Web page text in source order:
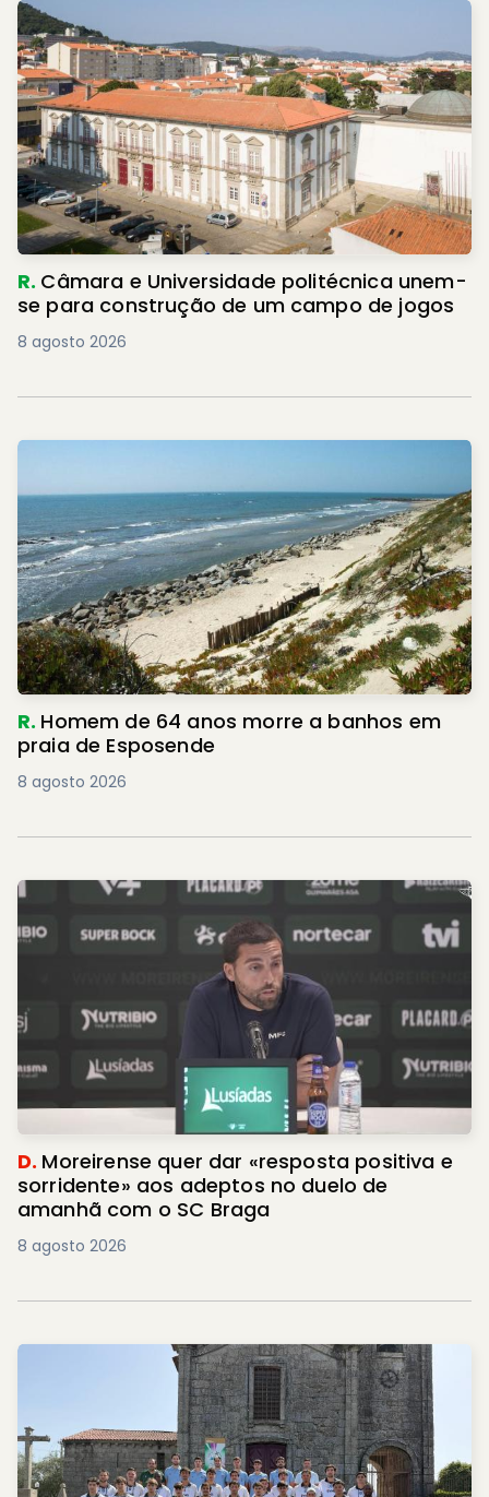
R. Câmara e Universidade politécnica unem-
se para construção de um campo de jogos
8 agosto 2026
R. Homem de 64 anos morre a banhos em
praia de Esposende
8 agosto 2026
D. Moreirense quer dar «resposta positiva e
sorridente» aos adeptos no duelo de
amanhã com o SC Braga
8 agosto 2026